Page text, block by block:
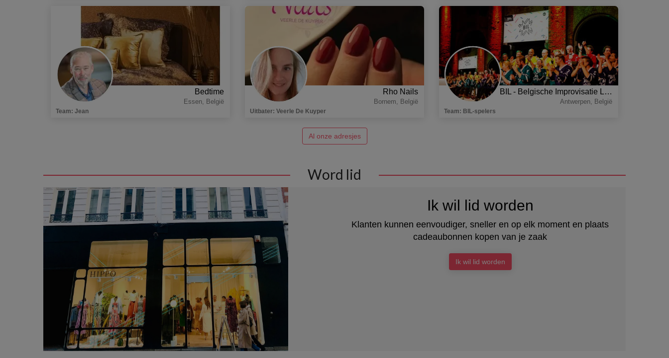
Bedtime
Essen, België
Team: Jean
Rho Nails
Bornem, België
Uitbater: Veerle De Kuyper
BIL - Belgische Improvisatie Liga
Antwerpen, België
Team: BIL-spelers
Al onze adresjes
Word lid
Ik wil lid worden
Klanten kunnen eenvoudiger, sneller en op elk moment en plaats
cadeaubonnen kopen van je zaak
Ik wil lid worden